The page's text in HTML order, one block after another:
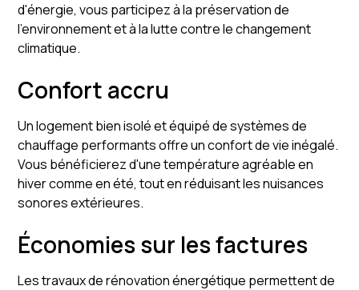
d'énergie, vous participez à la préservation de
l'environnement et à la lutte contre le changement
climatique.
Confort accru
Un logement bien isolé et équipé de systèmes de
chauffage performants offre un confort de vie inégalé.
Vous bénéficierez d'une température agréable en
hiver comme en été, tout en réduisant les nuisances
sonores extérieures.
Économies sur les factures
Les travaux de rénovation énergétique permettent de